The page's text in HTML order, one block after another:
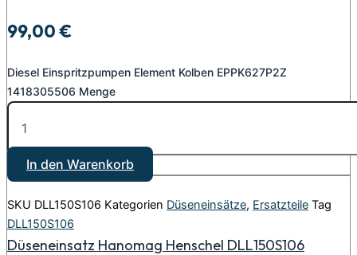
99,00€
Diesel Einspritzpumpen Element Kolben EPPK627P2Z
1418305506 Menge
In den Warenkorb
SKU DLL150S106 Kategorien Düseneinsätze, Ersatzteile Tag
DLL150S106
Düseneinsatz Hanomag Henschel DLL150S106